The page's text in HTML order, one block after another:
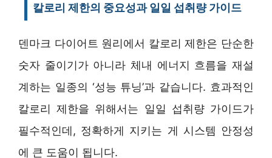
칼로리 제한의 중요성과 일일 섭취량 가이드
덴마크 다이어트 원리에서 칼로리 제한은 단순한
숫자 줄이기가 아니라 체내 에너지 흐름을 재설
계하는 일종의 ‘성능 튜닝’과 같습니다. 효과적인
칼로리 제한을 위해서는 일일 섭취량 가이드가
필수적인데, 정확하게 지키는 게 시스템 안정성
에 큰 도움이 됩니다.